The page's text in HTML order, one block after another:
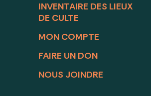
INVENTAIRE DES LIEUX
DE CULTE
MON COMPTE
FAIRE UN DON
NOUS JOINDRE